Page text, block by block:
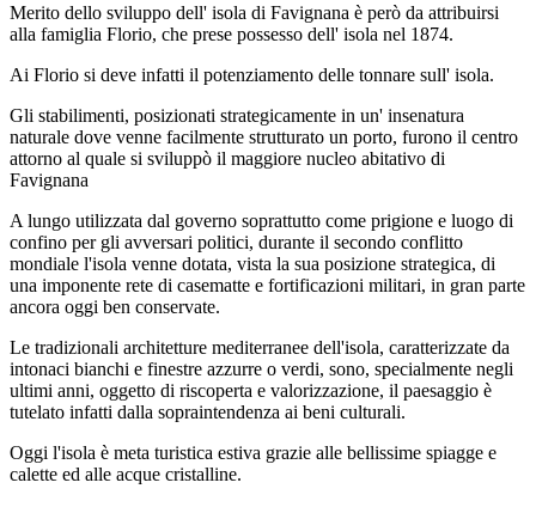
Merito dello sviluppo dell' isola di Favignana è però da attribuirsi
alla famiglia Florio, che prese possesso dell' isola nel 1874.
Ai Florio si deve infatti il potenziamento delle tonnare sull' isola.
Gli stabilimenti, posizionati strategicamente in un' insenatura
naturale dove venne facilmente strutturato un porto, furono il centro
attorno al quale si sviluppò il maggiore nucleo abitativo di
Favignana
A lungo utilizzata dal governo soprattutto come prigione e luogo di
confino per gli avversari politici, durante il secondo conflitto
mondiale l'isola venne dotata, vista la sua posizione strategica, di
una imponente rete di casematte e fortificazioni militari, in gran parte
ancora oggi ben conservate.
Le tradizionali architetture mediterranee dell'isola, caratterizzate da
intonaci bianchi e finestre azzurre o verdi, sono, specialmente negli
ultimi anni, oggetto di riscoperta e valorizzazione, il paesaggio è
tutelato infatti dalla sopraintendenza ai beni culturali.
Oggi l'isola è meta turistica estiva grazie alle bellissime spiagge e
calette ed alle acque cristalline.